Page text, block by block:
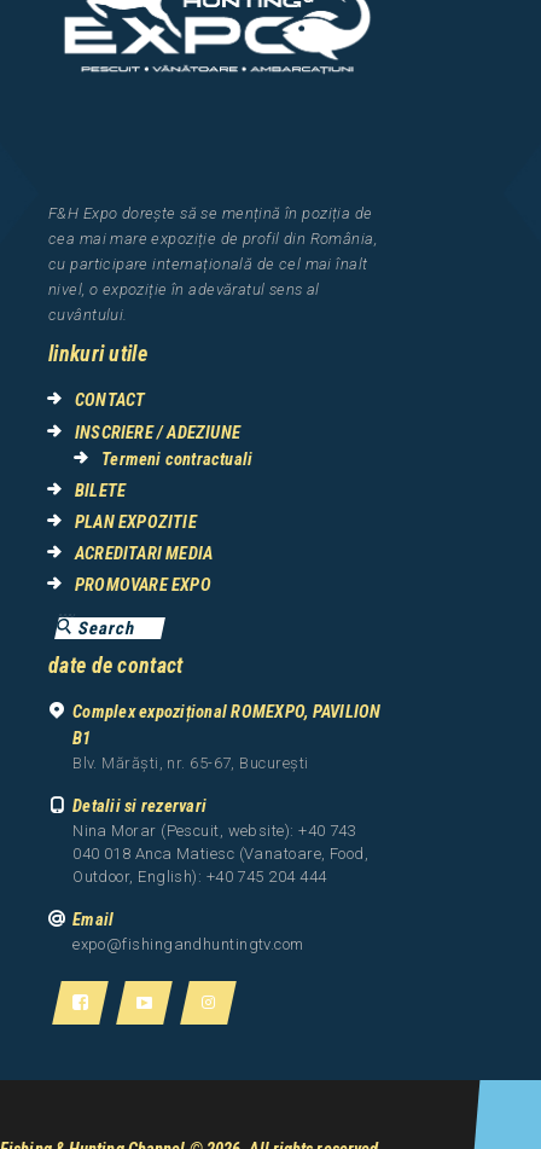
F&H Expo dorește să se mențină în poziția de
cea mai mare expoziție de profil din România,
cu participare internațională de cel maiînalt
nivel, o expoziție în adevăratul sens al
cuvântului.
linkuri utile
CONTACT
INSCRIERE / ADEZIUNE
Termeni contractuali
BILETE
PLAN EXPOZITIE
ACREDITARI MEDIA
PROMOVARE EXPO
date de contact
Complex expozițional ROMEXPO, PAVILION
B1
Blv. Mărăști, nr. 65-67, București
Detalii si rezervari
Nina Morar (Pescuit, website): +40 743
040 018 Anca Matiesc (Vanatoare, Food,
Outdoor, English): +40 745 204 444
Email
expo@fishingandhuntingtv.com